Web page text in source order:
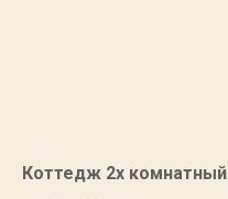
Коттедж 2х комнатный